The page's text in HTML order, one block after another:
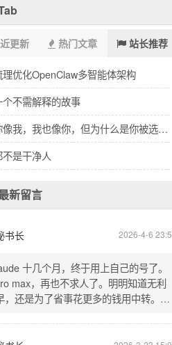
更新 热门文章 站长推荐
噩噩一整天，签了个十万的工程
岁的深夜，有点惶恐
车、装盖板、忙到深夜的琐碎一天
文德的二手房，护板一路响回电城
十六万二千八提了特斯拉，又看上东园公馆
书长 2026-4-6 23:50
十几个月，终于用上自己的号了。
max，再也不求人了。明明知道无利